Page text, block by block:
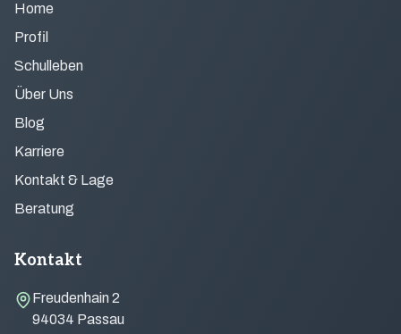
Home
Profil
Schulleben
Über Uns
Blog
Karriere
Kontakt & Lage
Beratung
Kontakt
Freudenhain 2
94034 Passau